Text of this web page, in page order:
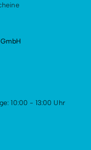
10:00 - 13:00 Uhr